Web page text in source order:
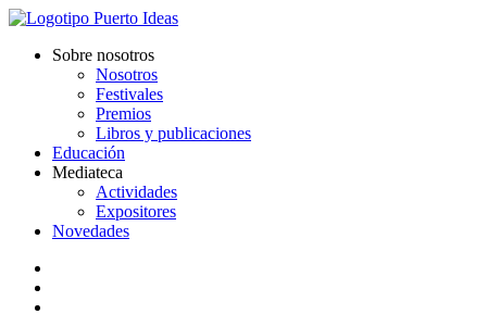
Sobre nosotros
Nosotros
Festivales
Premios
Libros y publicaciones
Educación
Mediateca
Actividades
Expositores
Novedades